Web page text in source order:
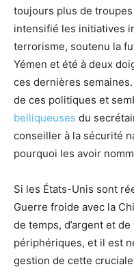
toujours plus de
intensifié les initiatives
terrorisme, soutenu la
Yémen et été à deux
ces dernières
de ces politiques et
belliqueuses du
conseiller à la sécurité
pourquoi les avoir
Si les États-Unis sont
Guerre froide avec la
de temps, d’argent et
périphériques, et il est
gestion de cette